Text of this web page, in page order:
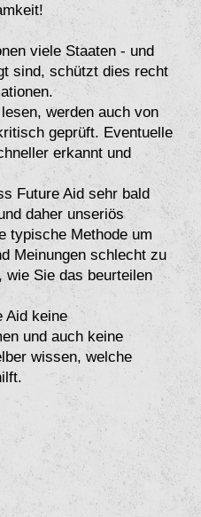
viele Staaten - und
sind, schützt dies recht
werden auch von
geprüft. Eventuelle
erkannt und
Future Aid sehr bald
daher unseriös
typische Methode um
Meinungen schlecht zu
Sie das beurteilen
Aid keine
und auch keine
wissen, welche